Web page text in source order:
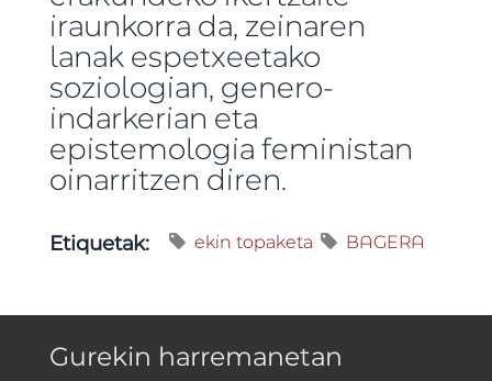
iraunkorra da, zeinaren
lanak espetxeetako
soziologian, genero-
indarkerian eta
epistemologia feministan
oinarritzen diren.
Etiquetak: ekin topaketa BAGERA
Gurekin harremanetan